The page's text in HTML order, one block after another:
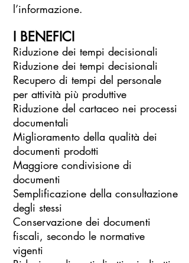
l’informazione.
I BENEFICI
Riduzione dei tempi decisionali
Riduzione dei tempi decisionali
Recupero di tempi del personale
per attività più produttive
Riduzione del cartaceo nei processi
documentali
Miglioramento della qualità dei
documenti prodotti
Maggiore condivisione di
documenti
Semplificazione della consultazione
degli stessi
Conservazione dei documenti
fiscali, secondo le normative
vigenti